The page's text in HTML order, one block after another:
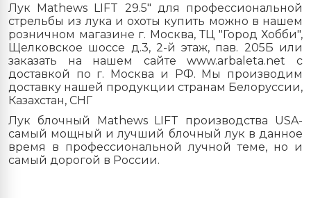
Лук Mathews LIFT 29.5" для профессиональной
стрельбы из лука и охоты купить можно в нашем
розничном магазине г. Москва, ТЦ "Город Хобби",
Щелковское шоссе д.3, 2-й этаж, пав. 205Б или
заказать на нашем сайте www.arbaleta.net с
доставкой по г. Москва и РФ. Мы производим
доставку нашей продукции странам Белоруссии,
Казахстан, СНГ
Лук блочный Mathews LIFT производства USA-
самый мощный и лучший блочный лук в данное
время в профессиональной лучной теме, но и
самый дорогой в России.